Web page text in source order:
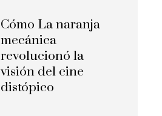
Cómo La naranja
mecánica
revolucionó la
visión del cine
distópico